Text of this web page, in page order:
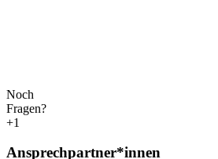
Noch
Fragen?
+1
Ansprechpartner*innen